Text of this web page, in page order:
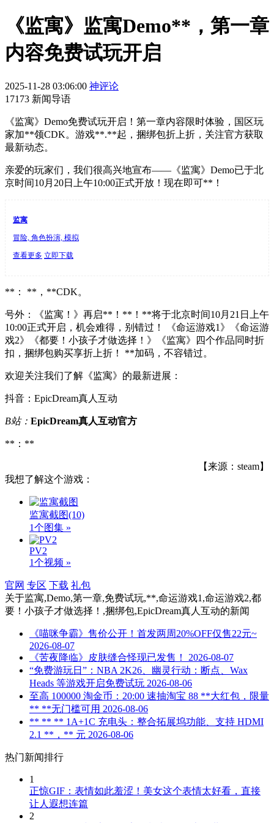
《监寓》监寓Demo**，第一章
内容免费试玩开启
2025-11-28 03:06:00 神评论
17173 新闻导语
《监寓》Demo免费试玩开启！第一章内容限时体验，国区玩
家加**领CDK。游戏**.**起，捆绑包折上折，关注官方获取
最新动态。
亲爱的玩家们，我们很高兴地宣布——《监寓》Demo已于北
京时间10月20日上午10:00正式开放！现在即可**！
监寓
冒险, 角色扮演, 模拟
查看更多 立即下载
**： **，**CDK。
号外：《监寓！》再启**！**！**将于北京时间10月21日上午
10:00正式开启，机会难得，别错过！ 《命运游戏1》《命运游
戏2》《都要！小孩子才做选择！》《监寓》四个作品同时折
扣，捆绑包购买享折上折！ **加码，不容错过。
欢迎关注我们了解《监寓》的最新进展：
抖音：EpicDream真人互动
B站： EpicDream真人互动官方
**：**
【来源：steam】
我想了解这个游戏：
监寓截图(10)
1个图集 »
PV2
1个视频 »
官网 专区 下载 礼包
关于监寓,Demo,第一章,免费试玩,**,命运游戏1,命运游戏2,都
要！小孩子才做选择！,捆绑包,EpicDream真人互动的新闻
《喵咪争霸》售价公开！首发两周20%OFF仅售22元~
2026-08-07
《苦夜降临》皮肤缝合怪现已发售！
2026-08-07
“免费游玩日”：NBA 2K26、幽灵行动：断点、Wax
Heads 等游戏开启免费试玩 2026-08-06
至高 100000 淘金币：20:00 速抽淘宝 88 **大红包，限量
** **无门槛可用 2026-08-06
** ** ** 1A+1C 充电头：整合拓展坞功能、支持 HDMI
2.1 **，** 元 2026-08-06
热门新闻排行
1
正惊GIF：表情如此羞涩！美女这个表情太好看，直接
让人遐想连篇
2